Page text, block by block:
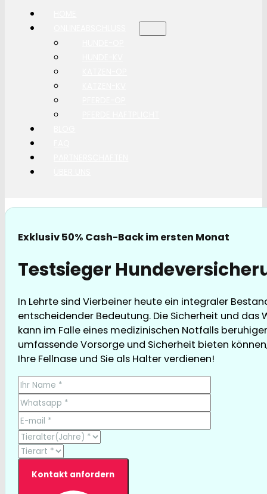
Exklusiv 50% Cash-Back im ersten Monat
Testsieger
In Lehrte sind Vierbeiner heute ein integraler
entscheidender Bedeutung. Die Sicherheit und das
kann im Falle eines medizinischen Notfalls
umfassende Vorsorge und Sicherheit bieten
Ihre Fellnase und Sie als Halter verdienen!
Kontakt anfordern